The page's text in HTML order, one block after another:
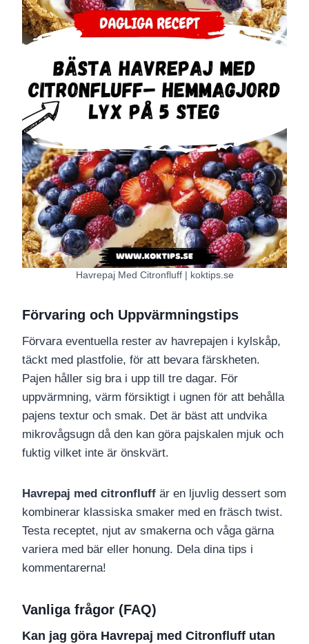
Havrepaj Med Citronfluff | koktips.se
Förvaring och Uppvärmningstips
Förvara eventuella rester av havrepajen i kylskåp,
täckt med plastfolie, för att bevara färskheten.
Pajen håller sig bra i upp till tre dagar. För
uppvärmning, värm försiktigt i ugnen för att behålla
pajens textur och smak. Det är bäst att undvika
mikrovågsugn då den kan göra pajskalen mjuk och
fuktig vilket inte är önskvärt.
Havrepaj med citronfluff är en ljuvlig dessert som
kombinerar klassiska smaker med en fräsch twist.
Testa receptet, njut av smakerna och våga gärna
variera med bär eller honung. Dela dina tips i
kommentarerna!
Vanliga frågor (FAQ)
Kan jag göra Havrepaj med Citronfluff utan